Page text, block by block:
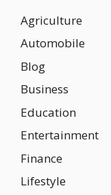
Agriculture
Automobile
Blog
Business
Education
Entertainment
Finance
Lifestyle